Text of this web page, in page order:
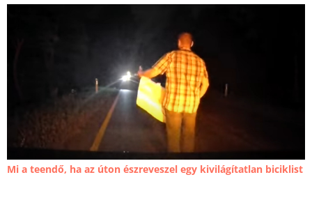
Mi a teendő, ha az úton észreveszel egy kivilágítatlan biciklist